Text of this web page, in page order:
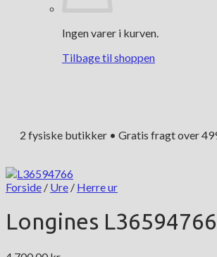
Ingen varer i kurven.
Tilbage til shoppen
2 fysiske butikker • Gratis fragt over
Forside / Ure / Herre ur
Longines L36594766